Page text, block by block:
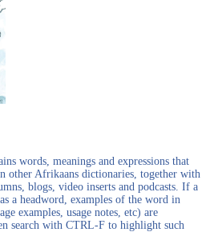
words, meanings and expressions that
other Afrikaans dictionaries, together with
blogs, video inserts and podcasts. If a
a headword, examples of the word in
examples, usage notes, etc) are
search with CTRL-F to highlight such